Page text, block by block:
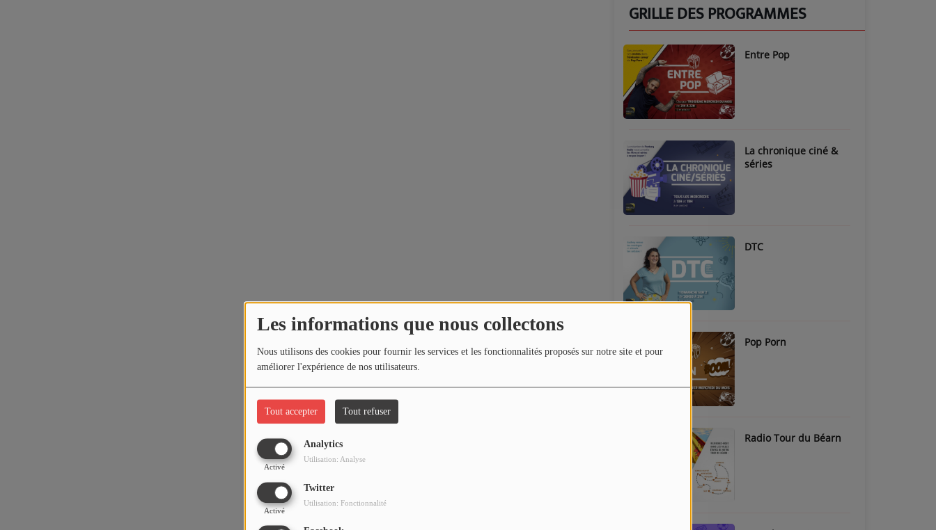
Les informations que nous collectons
Nous utilisons des cookies pour fournir les services et les fonctionnalités proposés sur notre site et pour
améliorer l'expérience de nos utilisateurs.
Tout accepter Tout refuser
Analytics
Activé
Utilisation: Analyse
Twitter
Activé
Utilisation: Fonctionnalité
GRILLE DES PROGRAMMES
Entre Pop
La chronique ciné &
séries
DTC
Pop Porn
Radio Tour du Béarn